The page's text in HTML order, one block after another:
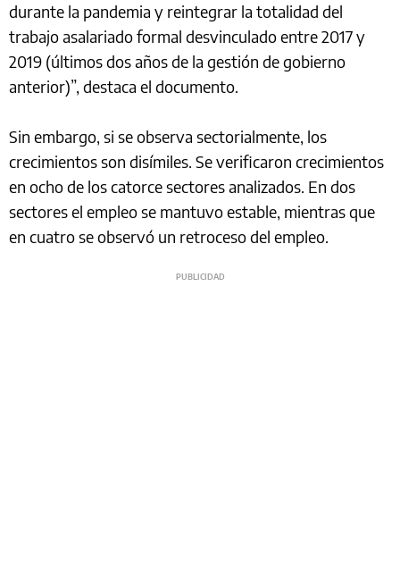
durante la pandemia y reintegrar la totalidad del
trabajo asalariado formal desvinculado entre 2017 y
2019 (últimos dos años de la gestión de gobierno
anterior)”, destaca el documento.
Sin embargo, si se observa sectorialmente, los
crecimientos son disímiles. Se verificaron crecimientos
en ocho de los catorce sectores analizados. En dos
sectores el empleo se mantuvo estable, mientras que
en cuatro se observó un retroceso del empleo.